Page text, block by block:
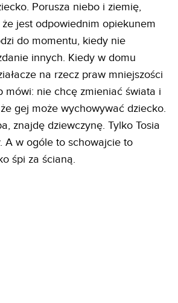
Porusza niebo i ziemię,
jest odpowiednim opiekunem
do momentu, kiedy nie
innych. Kiedy w domu
na rzecz praw mniejszości
mówi: nie chcę zmieniać świata i
gej może wychowywać dziecko.
znajdę dziewczynę. Tylko Tosia
A w ogóle to schowajcie to
śpi za ścianą.